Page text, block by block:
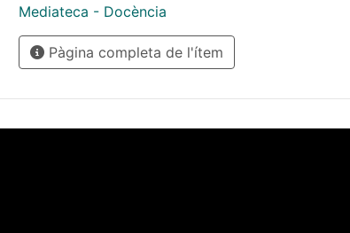
Mediateca - Docència
Pàgina completa de l'ítem